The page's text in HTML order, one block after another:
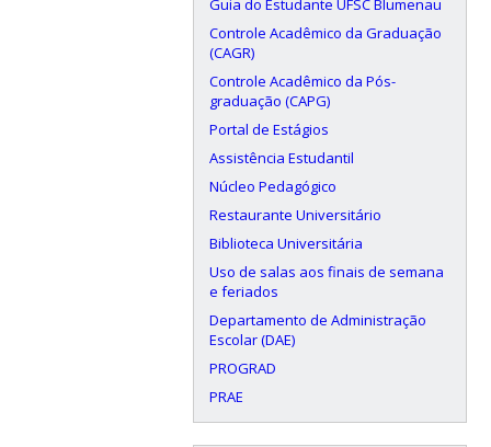
Guia do Estudante UFSC Blumenau
Controle Acadêmico da Graduação
(CAGR)
Controle Acadêmico da Pós-
graduação (CAPG)
Portal de Estágios
Assistência Estudantil
Núcleo Pedagógico
Restaurante Universitário
Biblioteca Universitária
Uso de salas aos finais de semana
e feriados
Departamento de Administração
Escolar (DAE)
PROGRAD
PRAE